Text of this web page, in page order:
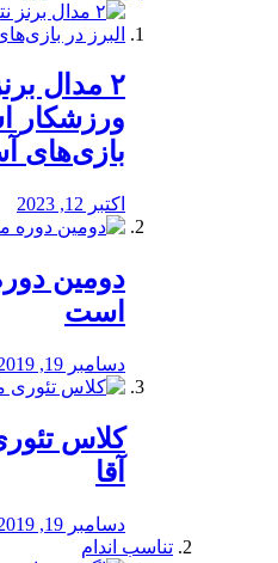
ورزشکار
بازی‌های
اکتبر 12, 2023
دومین
است
دسامبر 19, 2019
آقا
دسامبر 19, 2019
تناسب اندام